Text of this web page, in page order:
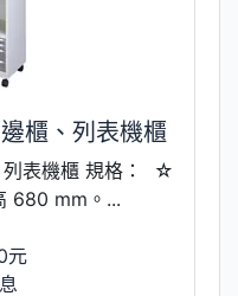
櫃、列表機櫃
列表機櫃 規格： ☆
680 mm。...
元